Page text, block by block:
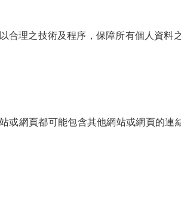
合理之技術及程序，保障所有個人資料
或網頁都可能包含其他網站或網頁的連